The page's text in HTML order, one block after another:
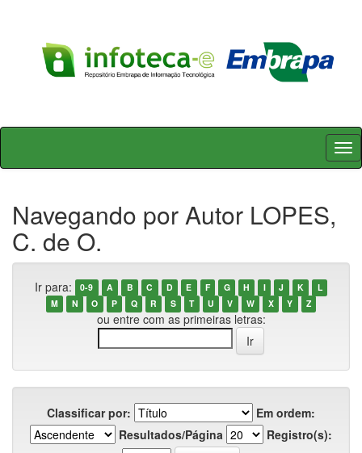
Skip
Navegando por Autor LOPES,
C. de O.
Ir para: 0-9 A B C D E F G H I J K
L
M
N O P Q R S T U V W X Y Z
ou entre com as primeiras letras:
Classificar por:
Em ordem:
Resultados/Página
Registro(s):